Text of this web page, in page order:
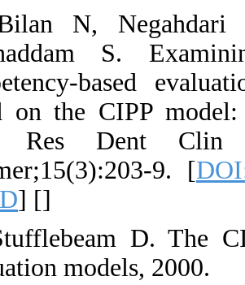
14. Bilan N,
competency-
based on the
Dent Res
15.
Evaluation